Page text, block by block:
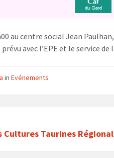
au centre social Jean
avec l’EPE et le service
inEvénements
Cultures Taurines